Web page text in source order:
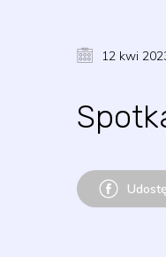
12 kwi